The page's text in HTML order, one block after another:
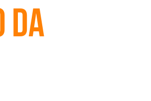
da